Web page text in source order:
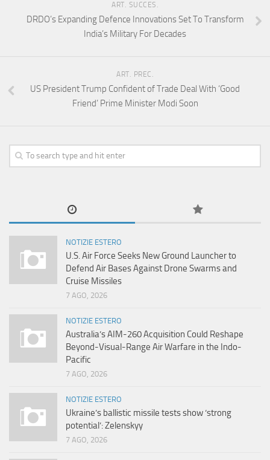
ART. SUCCES.
DRDO’s Expanding Defence Innovations Set To Transform
India’s Military For Decades
ART. PREC.
US President Trump Confident of Trade Deal With ‘Good
Friend’ Prime Minister Modi Soon
NOTIZIE ESTERO
U.S. Air Force Seeks New Ground Launcher to
Defend Air Bases Against Drone Swarms and
Cruise Missiles
7 AGO, 2026
NOTIZIE ESTERO
Australia’s AIM-260 Acquisition Could Reshape
Beyond-Visual-Range Air Warfare in the Indo-
Pacific
7 AGO, 2026
NOTIZIE ESTERO
Ukraine’s ballistic missile tests show ‘strong
potential’: Zelenskyy
7 AGO, 2026